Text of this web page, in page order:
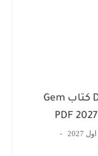
كراسة الإملاء Dictation Booklet كتاب Gem